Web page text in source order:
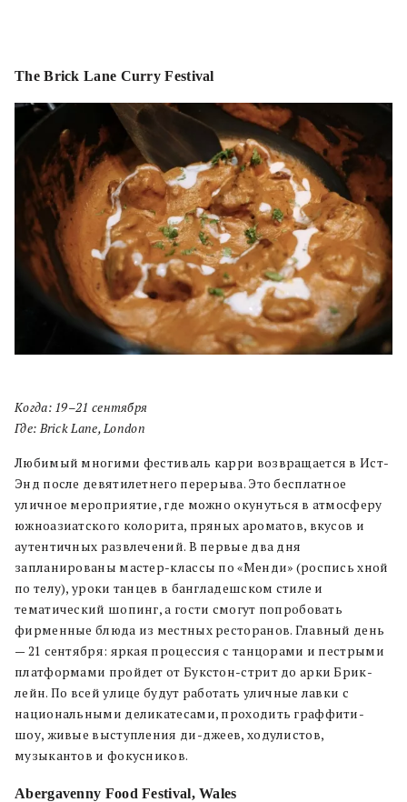
The Brick Lane Curry Festival
Когда:19–21 сентября
Где: Brick Lane,London
Любимый многими фестиваль карри возвращается в Ист-
Энд после девятилетнего перерыва. Это бесплатное
уличное мероприятие, где можно окунуться в атмосферу
южноазиатского колорита, пряных ароматов, вкусов и
аутентичных развлечений. В первые два дня
запланированы мастер-классы по «Менди» (роспись хной
по телу), уроки танцев в бангладешском стиле и
тематический шопинг, а гости смогут попробовать
фирменные блюда из местных ресторанов. Главный день
— 21 сентября: яркая процессия с танцорами и пестрыми
платформами пройдет от Букстон-стрит до арки Брик-
лейн. По всей улице будут работать уличные лавки с
национальными деликатесами, проходить граффити-
шоу, живые выступления ди-джеев, ходулистов,
музыкантов и фокусников.
Abergavenny Food Festival, Wales